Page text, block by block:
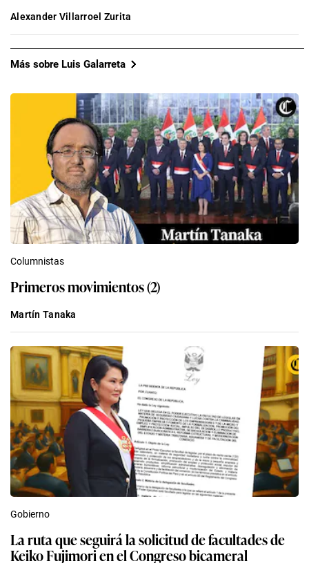
Alexander Villarroel Zurita
Más sobre Luis Galarreta
Columnistas
Primeros movimientos (2)
Martín Tanaka
Gobierno
La ruta que seguirá la solicitud de facultades de
Keiko Fujimori en el Congreso bicameral